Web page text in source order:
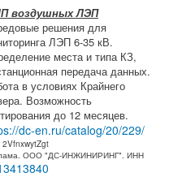
воздушных ЛЭП
решения для
ЛЭП 6-35 кВ.
места и типа КЗ,
передача данных.
в условиях Крайнего
Возможность
до 12 месяцев.
dc-en.ru/catalog/20/229/
2VfnxwytZgt
ООО "ДС-ИНЖИНИРИНГ". ИНН